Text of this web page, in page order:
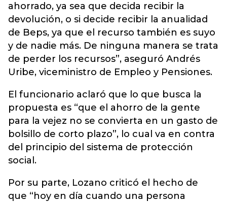
ahorrado, ya sea que decida recibir la
devolución, o si decide recibir la anualidad
de Beps, ya que el recurso también es suyo
y de nadie más. De ninguna manera se trata
de perder los recursos”, aseguró Andrés
Uribe, viceministro de Empleo y Pensiones.
El funcionario aclaró que lo que busca la
propuesta es “que el ahorro de la gente
para la vejez no se convierta en un gasto de
bolsillo de corto plazo”, lo cual va en contra
del principio del sistema de protección
social.
Por su parte, Lozano criticó el hecho de
que “hoy en día cuando una persona